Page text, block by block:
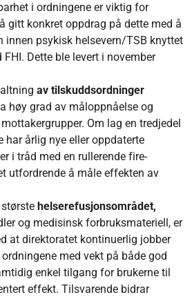
i ordningene er viktig for
gitt konkret oppdrag på dette med å
innen psykisk helsevern/TSB knyttet
Dette ble levert i november
av tilskuddsordninger
høy grad av måloppnåelse og
Om lag en tredjedel
har årlig nye eller oppdaterte
i tråd med en rullerende fire-
utfordrende å måle effekten av
størstehelserefusjonsområdet,
og medisinsk forbruksmateriell, er
at direktoratet kontinuerlig jobber
med vekt på både god
enkel tilgang for brukerne til
effekt. Tilsvarende bidrar